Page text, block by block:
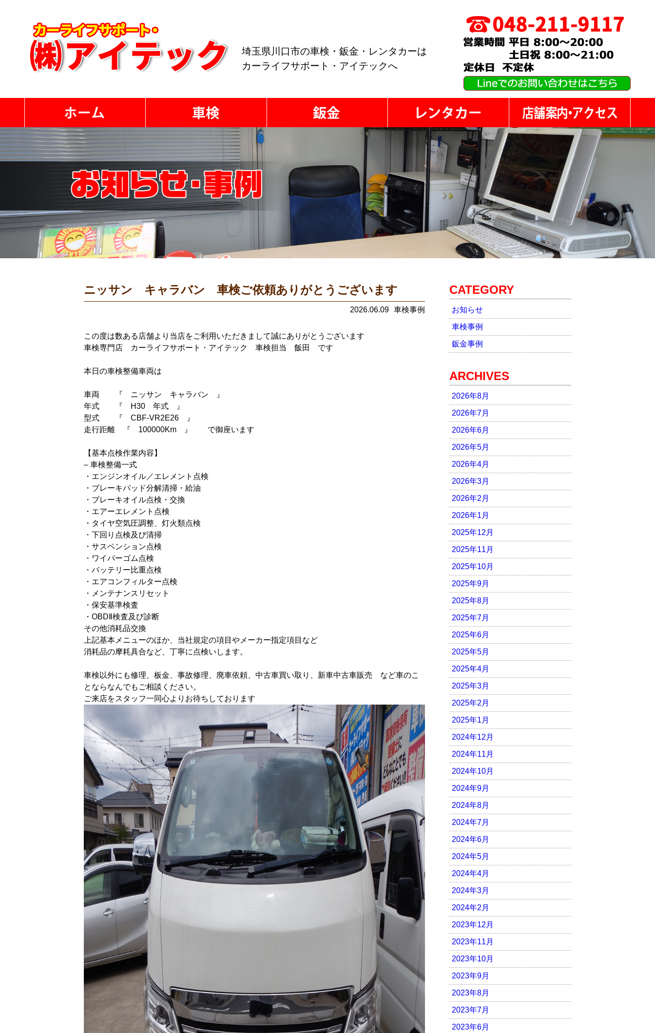
埼玉県川口市の車検・鈑金・レンタカーは
カーライフサポート・アイテックへ
ニッサン キャラバン 車検ご依頼ありがとうございます
2026.06.09 車検事例
この度は数ある店舗より当店をご利用いただきまして誠にありがとうございます
車検専門店 カーライフサポート・アイテック 車検担当 飯田 です
本日の車検整備車両は
車両 『 ニッサン キャラバン 』
年式 『 H30 年式 』
型式 『 CBF-VR2E26 』
走行距離 『 100000Km 』 で御座います
【基本点検作業内容】
– 車検整備一式
・エンジンオイル／エレメント点検
・ブレーキパッド分解清掃・給油
・ブレーキオイル点検・交換
・エアーエレメント点検
・タイヤ空気圧調整、灯火類点検
・下回り点検及び清掃
・サスペンション点検
・ワイパーゴム点検
・バッテリー比重点検
・エアコンフィルター点検
・メンテナンスリセット
・保安基準検査
・OBDⅡ検査及び診断
その他消耗品交換
上記基本メニューのほか、当社規定の項目やメーカー指定項目など
消耗品の摩耗具合など、丁寧に点検いします。
車検以外にも修理、板金、事故修理、廃車依頼、中古車買い取り、新車中古車販売 など車のこ
とならなんでもご相談ください。
ご来店をスタッフ一同心よりお待ちしております
CATEGORY
お知らせ
車検事例
鈑金事例
ARCHIVES
2026年8月
2026年7月
2026年6月
2026年5月
2026年4月
2026年3月
2026年2月
2026年1月
2025年12月
2025年11月
2025年10月
2025年9月
2025年8月
2025年7月
2025年6月
2025年5月
2025年4月
2025年3月
2025年2月
2025年1月
2024年12月
2024年11月
2024年10月
2024年9月
2024年8月
2024年7月
2024年6月
2024年5月
2024年4月
2024年3月
2024年2月
2023年12月
2023年11月
2023年10月
2023年9月
2023年8月
2023年7月
2023年6月